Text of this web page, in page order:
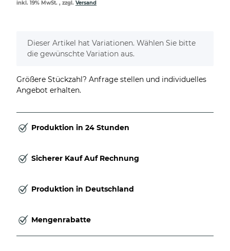
inkl. 19% MwSt. , zzgl. Versand
x
Dieser Artikel hat Variationen. Wählen Sie bitte
die gewünschte Variation aus.
Größere Stückzahl? Anfrage stellen und individuelles
Angebot erhalten.
Produktion in 24 Stunden
Sicherer Kauf Auf Rechnung
Produktion in Deutschland
Mengenrabatte